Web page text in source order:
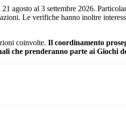
al 3 settembre 2026.
Le verifiche hanno inoltre
coinvolte. Il coordinamento
che prenderanno parte ai Giochi